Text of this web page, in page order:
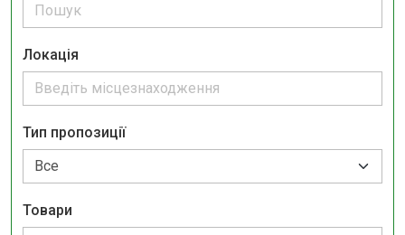
Локація
Тип пропозиції
Товари